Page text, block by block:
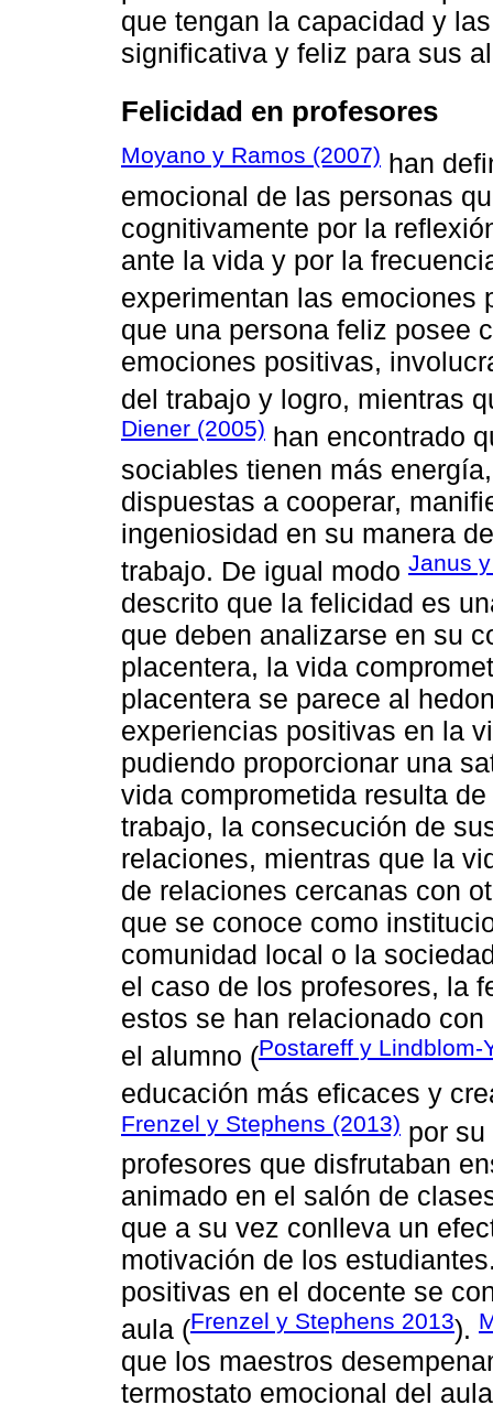
que tengan la capacidad y
significativa y feliz para sus
Felicidad en profesores
Moyano y Ramos (2007) han
emocional de las personas
cognitivamente por la
ante la vida y por la
experimentan las emociones
que una persona feliz posee
emociones positivas,
del trabajo y logro, mientras
Diener (2005) han encontrado
sociables tienen más
dispuestas a cooperar,
ingeniosidad en su manera
trabajo. De igual modo Janus
descrito que la felicidad es
que deben analizarse en su
placentera, la vida
placentera se parece al
experiencias positivas en la
pudiendo proporcionar una
vida comprometida resulta
trabajo, la consecución de
relaciones, mientras que la
de relaciones cercanas con
que se conoce como
comunidad local o la
el caso de los profesores, la
estos se han relacionado
el alumno (Postareff y Lindblom-
educación más eficaces y
Frenzel y Stephens (2013) por
profesores que disfrutaban
animado en el salón de
que a su vez conlleva un
motivación de los
positivas en el docente se
aula (Frenzel y Stephens 2013).
que los maestros
termostato emocional del